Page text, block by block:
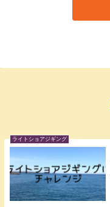
ライトショアジギング